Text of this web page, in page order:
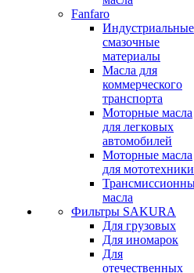
Fanfaro
Индустриальные
смазочные
материалы
Масла для
коммерческого
транспорта
Моторные масла
для легковых
автомобилей
Моторные масла
для мототехники
масла
Фильтры SAKURA
Для грузовых
Для иномарок
Для
отечественных